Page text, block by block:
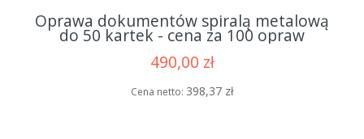
Oprawa dokumentów spiralą metalową
do 50 kartek - cena za 100 opraw
490,00 zł
Cena netto: 398,37 zł